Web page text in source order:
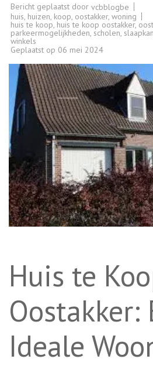
Bericht geplaatst door vcbblogbe
huis, huizen, koop, oostakker, woning
huis te koop, huis te koop oostakker,
parkeermogelijkheden, scholen,
winkels
Geplaatst op 06 mei 2024
Huis te
Oostakker:
Ideale